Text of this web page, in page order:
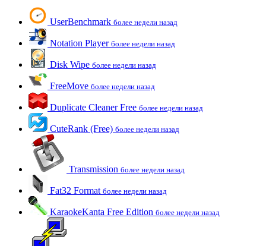
UserBenchmark более недели назад
Notation Player более недели назад
Disk Wipe более недели назад
FreeMove более недели назад
Duplicate Cleaner Free более недели назад
CuteRank (Free) более недели назад
Transmission более недели назад
Fat32 Format более недели назад
KaraokeKanta Free Edition более недели назад